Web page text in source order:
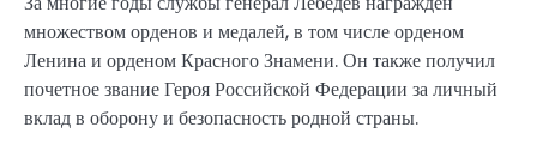
множеством орденов и медалей, в том числе орденом
Ленина и орденом Красного Знамени. Он также получил
почетное звание Героя Российской Федерации за личный
вклад в оборону и безопасность родной страны.